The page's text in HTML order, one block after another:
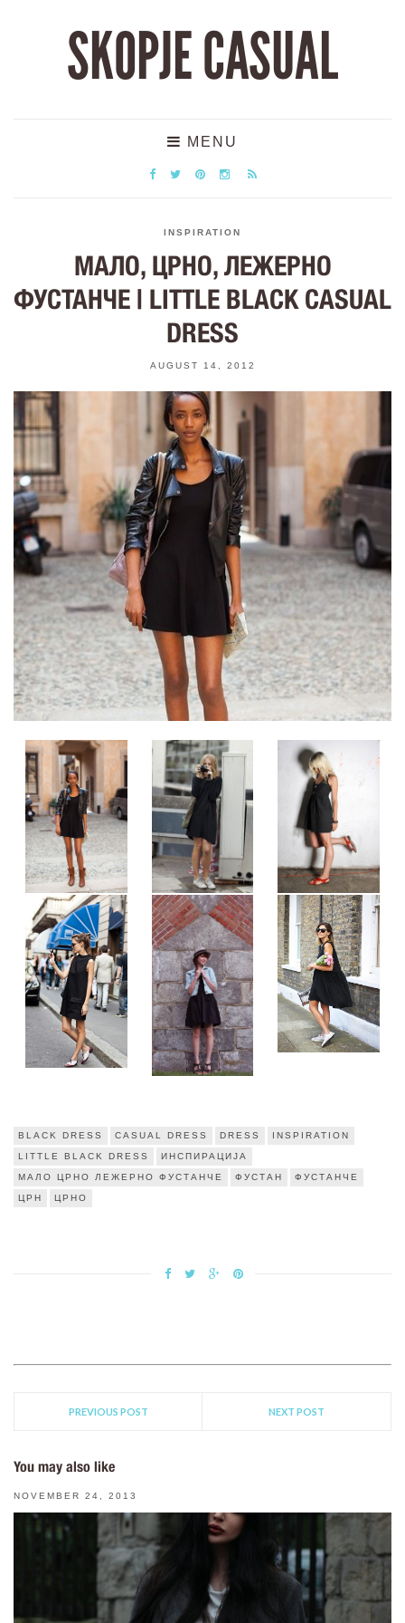
SKOPJE CASUAL
MENU
INSPIRATION
МАЛО, ЦРНО, ЛЕЖЕРНО
ФУСТАНЧЕ | LITTLE BLACK CASUAL
DRESS
AUGUST 14, 2012
BLACK DRESS CASUAL DRESS DRESS INSPIRATION
LITTLE BLACK DRESS ИНСПИРАЦИЈА
МАЛО ЦРНО ЛЕЖЕРНО ФУСТАНЧЕ ФУСТАН ФУСТАНЧЕ
ЦРН ЦРНО
PREVIOUS POST NEXT POST
You may also like
NOVEMBER 24, 2013